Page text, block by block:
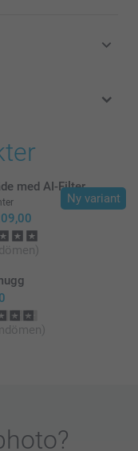
Ny variant
med AI-Filter
?